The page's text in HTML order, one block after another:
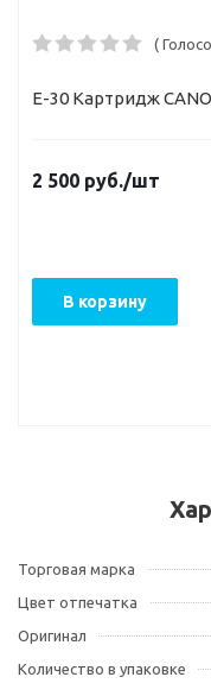
(
E-30 Картридж
2 500 руб./шт
В корзину
Торговая марка
Цвет отпечатка
Оригинал
Количество в упаковке